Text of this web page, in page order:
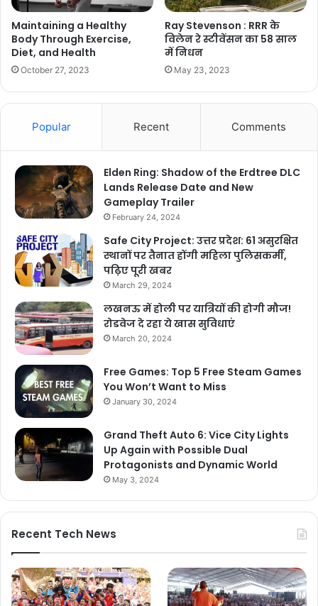
Maintaining a Healthy
Body Through Exercise,
Diet, and Health
October 27, 2023
Ray Stevenson : RRR के
विलेन रे स्टीवेंसन का 58 साल
में निधन
May 23, 2023
Popular Recent Comments
Elden Ring: Shadow of the Erdtree DLC
Lands Release Date and New
Gameplay Trailer
February 24, 2024
Safe City Project: उत्तर प्रदेश: 61 असुरक्षित
स्थानों पर तैनात होंगी महिला पुलिसकर्मी,
पढ़िए पूरी खबर
March 29, 2024
लखनऊ में होली पर यात्रियों की होगी मौज!
रोडवेज दे रहा ये खास सुविधाएं
March 20, 2024
Free Games: Top 5 Free Steam Games
You Won’t Want to Miss
January 30, 2024
Grand Theft Auto 6: Vice City Lights
Up Again with Possible Dual
Protagonists and Dynamic World
May 3, 2024
Recent Tech News